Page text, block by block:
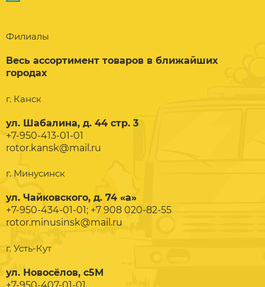
Филиалы
Весь ассортимент товаров в ближайших
городах
г. Канск
ул. Шабалина, д. 44 стр. 3
+7-950-413-01-01
rotor.kansk@mail.ru
г. Минусинск
ул. Чайковского, д. 74 «а»
+7-950-434-01-01; +7 908 020-82-55
rotor.minusinsk@mail.ru
г. Усть-Кут
ул. Новосёлов, с5М
+7-950-407-01-01